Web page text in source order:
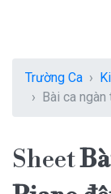
Trường Ca
Bài ca
Sheet